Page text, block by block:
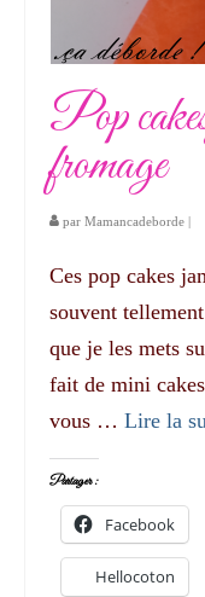
Pop
fromage
par Mamancadeborde |
Ces pop cakes
souvent
que je les mets
fait de mini
vous … Lire la
Partager :
Facebook
Hellocoton